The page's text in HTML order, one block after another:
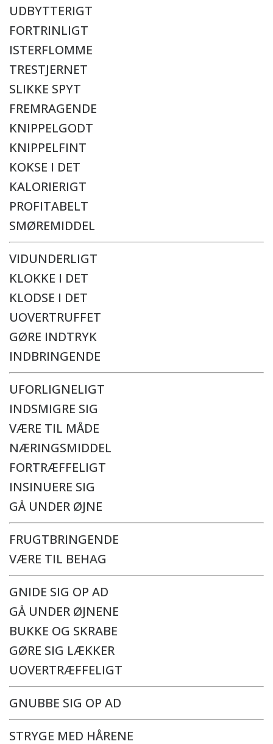
UDBYTTERIGT
FORTRINLIGT
ISTERFLOMME
TRESTJERNET
SLIKKE SPYT
FREMRAGENDE
KNIPPELGODT
KNIPPELFINT
KOKSE I DET
KALORIERIGT
PROFITABELT
SMØREMIDDEL
VIDUNDERLIGT
KLOKKE I DET
KLODSE I DET
UOVERTRUFFET
GØRE INDTRYK
INDBRINGENDE
UFORLIGNELIGT
INDSMIGRE SIG
VÆRE TIL MÅDE
NÆRINGSMIDDEL
FORTRÆFFELIGT
INSINUERE SIG
GÅ UNDER ØJNE
FRUGTBRINGENDE
VÆRE TIL BEHAG
GNIDE SIG OP AD
GÅ UNDER ØJNENE
BUKKE OG SKRABE
GØRE SIG LÆKKER
UOVERTRÆFFELIGT
GNUBBE SIG OP AD
STRYGE MED HÅRENE